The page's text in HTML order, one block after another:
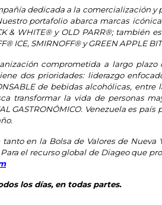
dedicada a la comercialización
portafolio abarca marcas
& WHITE® y OLD PARR®; también
ICE, SMIRNOFF® y GREEN APPLE
comprometida a largo
dos prioridades: liderazgo
de bebidas alcohólicas,
transformar la vida de personas
GASTRONÓMICO. Venezuela es
en la Bolsa de Valores de
el recurso global de Diageo que
los días, en todas partes.